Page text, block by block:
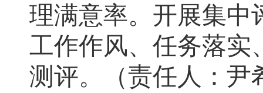
理满意率。 开展集中
工作作风、任务落实
测评。
（责任人：